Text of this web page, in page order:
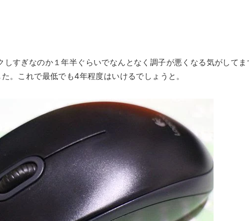
しすぎなのか１年半ぐらいでなんとなく調子が悪くなる気がしてま
。これで最低でも4年程度はいけるでしょうと。